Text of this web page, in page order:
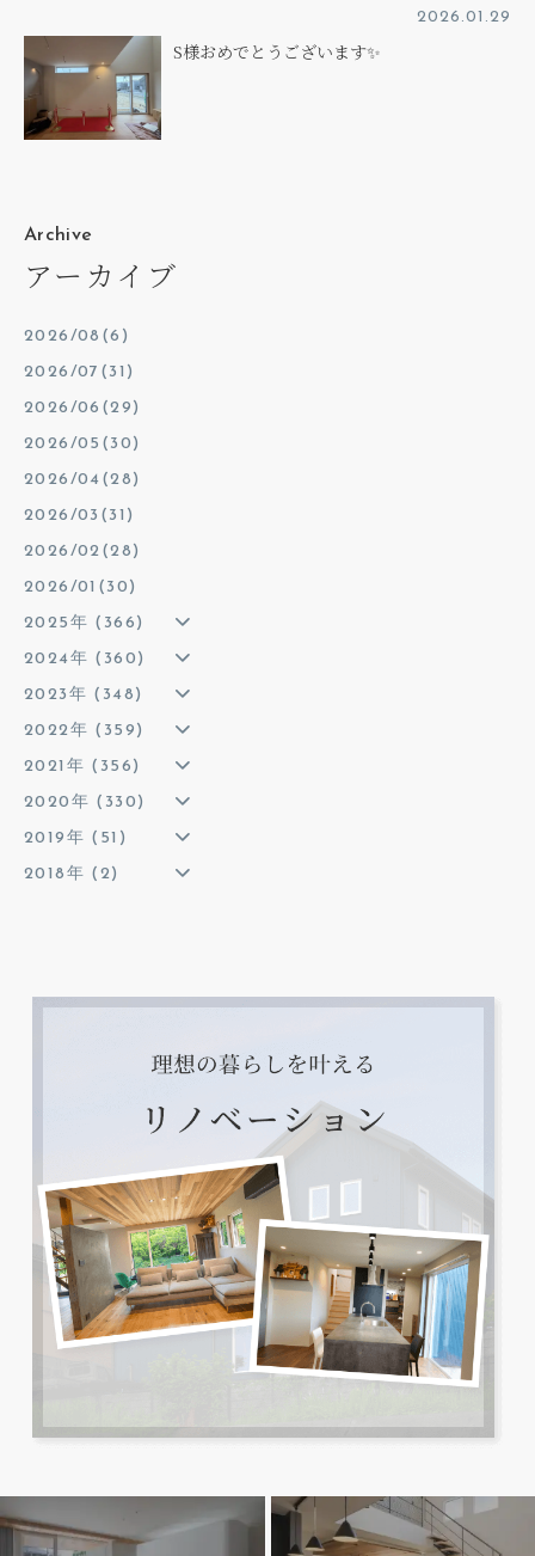
2026.01.29
S様おめでとうございます✨
Archive
アーカイブ
2026/08(6)
2026/07(31)
2026/06(29)
2026/05(30)
2026/04(28)
2026/03(31)
2026/02(28)
2026/01(30)
2025年 (366)
2024年 (360)
2023年 (348)
2022年 (359)
2021年 (356)
2020年 (330)
2019年 (51)
2018年 (2)